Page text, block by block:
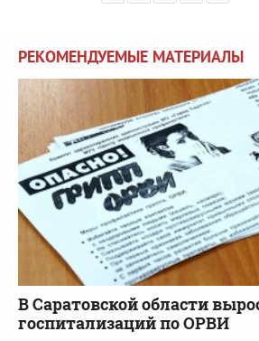
РЕКОМЕНДУЕМЫЕ МАТЕРИАЛЫ
В Саратовской области
госпитализаций по ОРВИ